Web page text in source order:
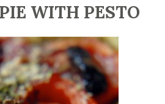
WITH PESTO